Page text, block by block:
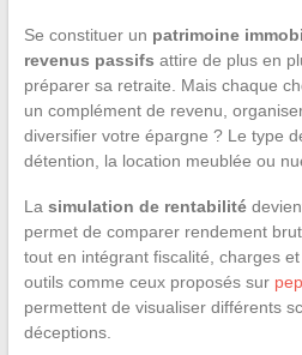
Se constituer un patrimoine
revenus passifs attire de plus en
préparer sa retraite. Mais chaque
un complément de revenu,
diversifier votre épargne ? Le type
détention, la location meublée ou
La simulation de rentabilité
permet de comparer rendement
tout en intégrant fiscalité, charges
outils comme ceux proposés sur
permettent de visualiser différents
déceptions.